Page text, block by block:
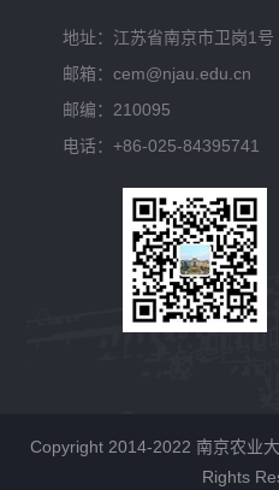
地址：江苏省南京市卫岗1号
邮箱：cem@njau.edu.cn
邮编：210095
电话：+86-025-84395741
Copyright 2014-2022 南京农业
Rights